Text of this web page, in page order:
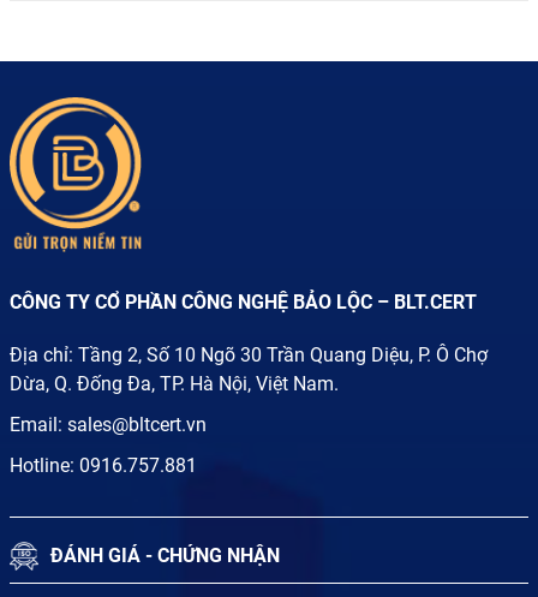
CÔNG TY CỔ PHẦN CÔNG NGHỆ BẢO LỘC – BLT.CERT
Địa chỉ: Tầng 2, Số 10 Ngõ 30 Trần Quang Diệu, P. Ô Chợ
Dừa, Q. Đống Đa, TP. Hà Nội, Việt Nam.
Email: sales@bltcert.vn
Hotline: 0916.757.881
ĐÁNH GIÁ - CHỨNG NHẬN